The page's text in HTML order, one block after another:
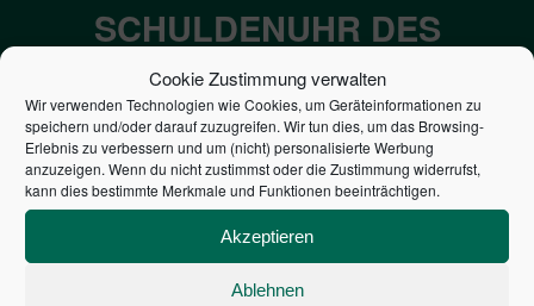
Cookie Zustimmung verwalten
Wir verwenden Technologien wie Cookies, um Geräteinformationen zu
speichern und/oder darauf zuzugreifen. Wir tun dies, um das Browsing-
Erlebnis zu verbessern und um (nicht) personalisierte Werbung
anzuzeigen. Wenn du nicht zustimmst oder die Zustimmung widerrufst,
kann dies bestimmte Merkmale und Funktionen beeinträchtigen.
Akzeptieren
Ablehnen
SCHULDENUHR DES
BUNDES DER
STEUERZAHLER
7,052€
NEUVERSCHULDUNG
PRO SEKUNDE